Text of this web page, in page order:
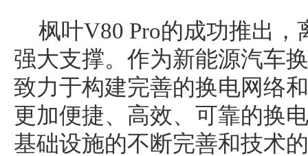
枫叶V80 Pro的成功推出
强大支撑。作为新能源汽车
致力于构建完善的换电网络
更加便捷、高效、可靠的换
基础设施的不断完善和技术